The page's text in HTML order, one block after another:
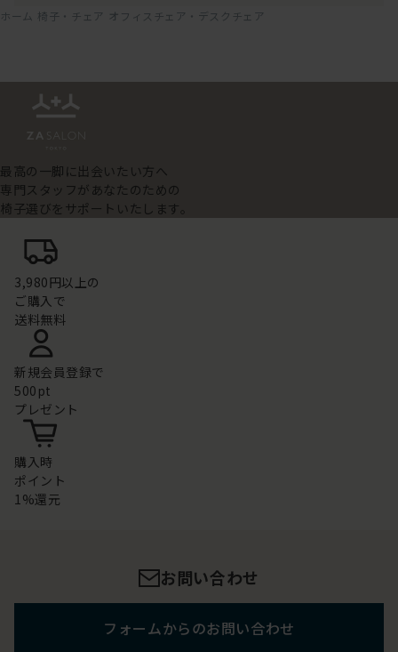
ホーム 椅子・チェア オフィスチェア・デスクチェア
最高の一脚に出会いたい方へ
専門スタッフがあなたのための
椅子選びをサポートいたします。
3,980円以上の
ご購入で
送料無料
新規会員登録で
500pt
プレゼント
購入時
ポイント
1%還元
お問い合わせ
フォームからのお問い合わせ